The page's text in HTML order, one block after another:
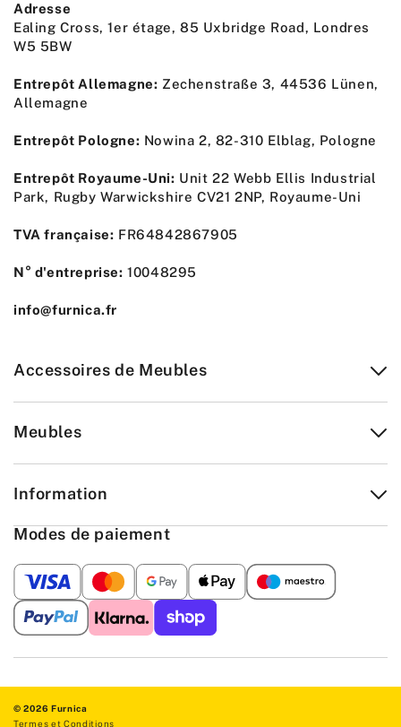
Adresse
Ealing Cross, 1er étage, 85 Uxbridge Road, Londres
W5 5BW
Entrepôt Allemagne: Zechenstraße 3, 44536 Lünen,
Allemagne
Entrepôt Pologne: Nowina 2, 82-310 Elblag, Pologne
Entrepôt Royaume-Uni: Unit 22 Webb Ellis Industrial
Park, Rugby Warwickshire CV21 2NP, Royaume-Uni
TVA française: FR64842867905
N° d'entreprise: 10048295
info@furnica.fr
Accessoires de Meubles
Meubles
Information
Modes de paiement
© 2026 Furnica
Termes et Conditions